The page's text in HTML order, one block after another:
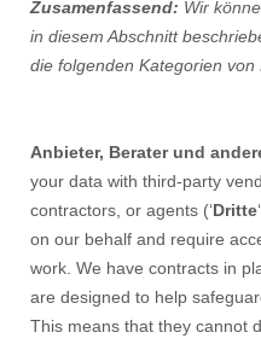
Zusamenfassend: Wir
in diesem Abschnitt
die folgenden Kategorien von
Anbieter, Berater und
your data with third-party
contractors, or agents (‘Dritte
on our behalf and require
work. We have contracts in
are designed to help
This means that they cannot